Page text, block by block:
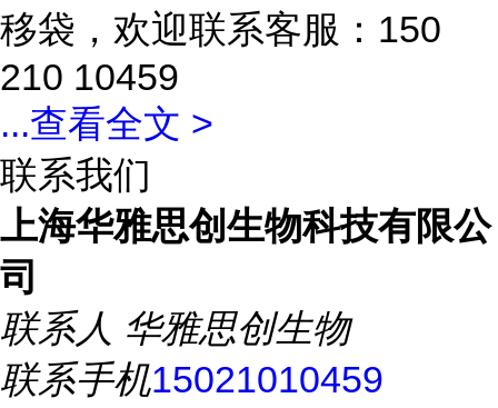
移袋，欢迎联系客服：150
210 10459
...查看全文 >
联系我们
上海华雅思创生物科技有限公
司
联系人 华雅思创生物
联系手机15021010459